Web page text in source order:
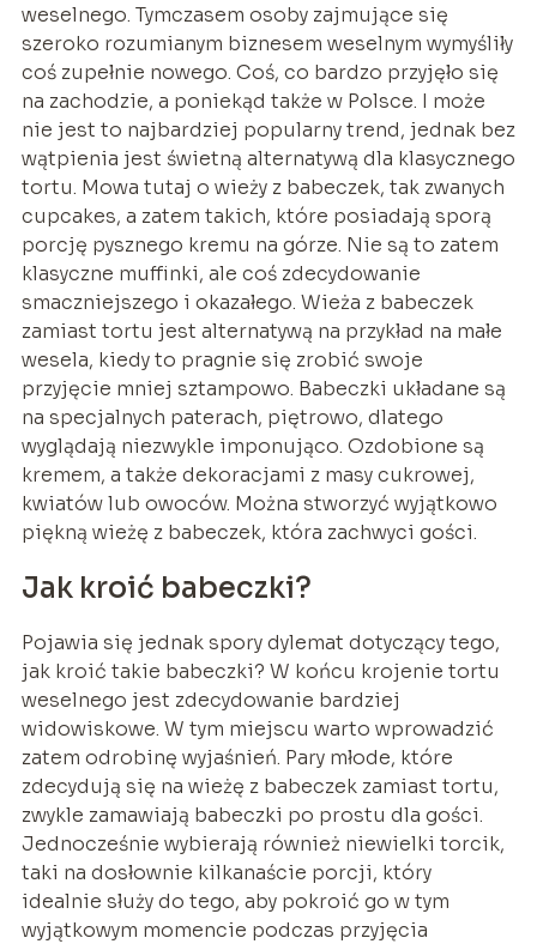
weselnego. Tymczasem osoby zajmujące się
szeroko rozumianym biznesem weselnym wymyśliły
coś zupełnie nowego. Coś, co bardzo przyjęło się
na zachodzie, a poniekąd także w Polsce. I może
nie jest to najbardziej popularny trend, jednak bez
wątpienia jest świetną alternatywą dla klasycznego
tortu. Mowa tutaj o wieży z babeczek, tak zwanych
cupcakes, a zatem takich, które posiadają sporą
porcję pysznego kremu na górze. Nie są to zatem
klasyczne muffinki, ale coś zdecydowanie
smaczniejszego i okazałego. Wieża z babeczek
zamiast tortu jest alternatywą na przykład na małe
wesela, kiedy to pragnie się zrobić swoje
przyjęcie mniej sztampowo. Babeczki układane są
na specjalnych paterach, piętrowo, dlatego
wyglądają niezwykle imponująco. Ozdobione są
kremem, a także dekoracjami z masy cukrowej,
kwiatów lub owoców. Można stworzyć wyjątkowo
piękną wieżę z babeczek, która zachwyci gości.
Jak kroić babeczki?
Pojawia się jednak spory dylemat dotyczący tego,
jak kroić takie babeczki? W końcu krojenie tortu
weselnego jest zdecydowanie bardziej
widowiskowe. W tym miejscu warto wprowadzić
zatem odrobinę wyjaśnień. Pary młode, które
zdecydują się na wieżę z babeczek zamiast tortu,
zwykle zamawiają babeczki po prostu dla gości.
Jednocześnie wybierają również niewielki torcik,
taki na dosłownie kilkanaście porcji, który
idealnie służy do tego, aby pokroić go w tym
wyjątkowym momencie podczas przyjęcia